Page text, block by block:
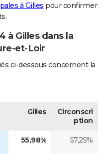
à Gilles pour confirmer
à Gilles dans la
et-Loir
ci-dessous concernent la
Gilles
Circonscri
ption
55,98% 57,25%